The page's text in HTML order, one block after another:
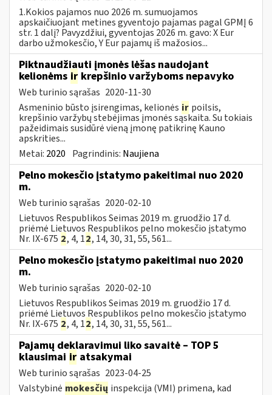
1.Kokios pajamos nuo 2026 m. sumuojamos
apskaičiuojant metines gyventojo pajamas pagal GPMĮ 6
str. 1 dalį? Pavyzdžiui, gyventojas 2026 m. gavo: X Eur
darbo užmokesčio, Y Eur pajamų iš mažosios...
Piktnaudžiauti įmonės lėšas naudojant
kelionėms ir krepšinio varžyboms nepavyko
Web turinio sąrašas 2020-11-30
Asmeninio būsto įsirengimas, kelionės ir poilsis,
krepšinio varžybų stebėjimas įmonės sąskaita. Su tokiais
pažeidimais susidūrė vieną įmonę patikrinę Kauno
apskrities...
Metai: 2020 Pagrindinis: Naujiena
Pelno mokesčio įstatymo pakeitimai nuo 2020
m.
Web turinio sąrašas 2020-02-10
Lietuvos Respublikos Seimas 2019 m. gruodžio 17 d.
priėmė Lietuvos Respublikos pelno mokesčio įstatymo
Nr. IX-675 2, 4, 12, 14, 30, 31, 55, 561...
Pelno mokesčio įstatymo pakeitimai nuo 2020
m.
Web turinio sąrašas 2020-02-10
Lietuvos Respublikos Seimas 2019 m. gruodžio 17 d.
priėmė Lietuvos Respublikos pelno mokesčio įstatymo
Nr. IX-675 2, 4, 12, 14, 30, 31, 55, 561...
Pajamų deklaravimui liko savaitė – TOP 5
klausimai ir atsakymai
Web turinio sąrašas 2023-04-25
Valstybinė mokesčių inspekcija (VMI) primena, kad